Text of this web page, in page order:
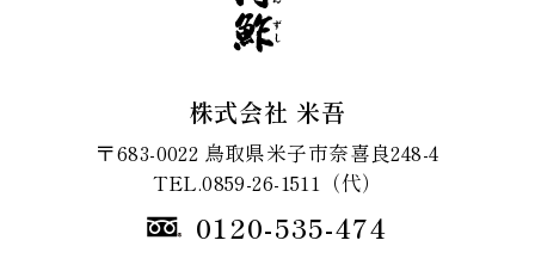
株式会社 米吾
〒683-0022 鳥取県米子市奈喜良248-4
TEL.0859-26-1511（代）
0120-535-474